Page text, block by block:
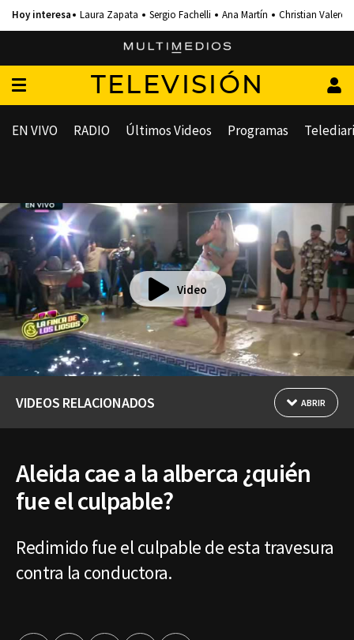
Laura Zapata Sergio Fachelli Ana Martín Christian Valero
TELEVISIÓN
EN VIVO RADIO Últimos Videos Programas
Video
VIDEOS RELACIONADOS ABRIR
Aleida cae a la alberca ¿quién
fue el culpable?
Redimido fue el culpable de esta travesura
contra la conductora.